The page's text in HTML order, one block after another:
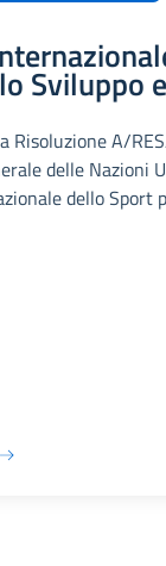
Sviluppo
Risoluzione A/
delle Nazioni
dello Sport